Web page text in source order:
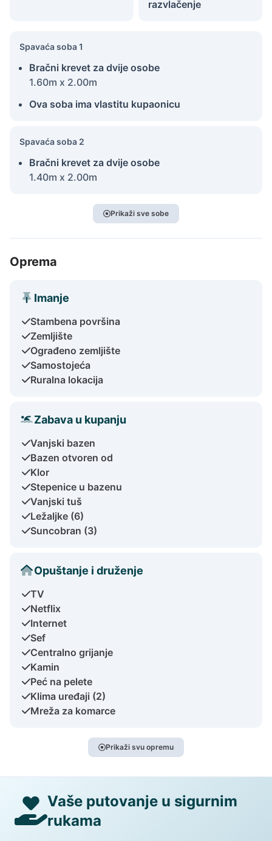
razvlačenje
Spavaća soba 1
Bračni krevet za dvije osobe
1.60m x 2.00m
Ova soba ima vlastitu kupaonicu
Spavaća soba 2
Bračni krevet za dvije osobe
1.40m x 2.00m
Prikaži sve sobe
Oprema
Imanje
Stambena površina
Zemljište
Ograđeno zemljište
Samostojeća
Ruralna lokacija
Zabava u kupanju
Vanjski bazen
Bazen otvoren od
Klor
Stepenice u bazenu
Vanjski tuš
Ležaljke (6)
Suncobran (3)
Opuštanje i druženje
TV
Netflix
Internet
Sef
Centralno grijanje
Kamin
Peć na pelete
Klima uređaji (2)
Mreža za komarce
Prikaži svu opremu
Vaše putovanje u sigurnim
rukama